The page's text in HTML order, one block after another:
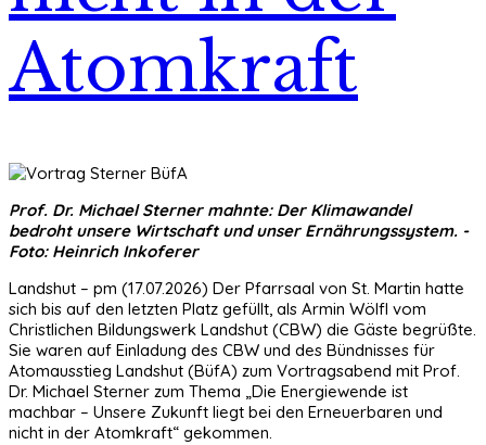
Atomkraft
Prof. Dr. Michael Sterner mahnte: Der Klimawandel
bedroht unsere Wirtschaft und unser Ernährungssystem. -
Foto: Heinrich Inkoferer
Landshut – pm (17.07.2026) Der Pfarrsaal von St. Martin hatte
sich bis auf den letzten Platz gefüllt, als Armin Wölfl vom
Christlichen Bildungswerk Landshut (CBW) die Gäste begrüßte.
Sie waren auf Einladung des CBW und des Bündnisses für
Atomausstieg Landshut (BüfA) zum Vortragsabend mit Prof.
Dr. Michael Sterner zum Thema „Die Energiewende ist
machbar – Unsere Zukunft liegt bei den Erneuerbaren und
nicht in der Atomkraft“ gekommen.